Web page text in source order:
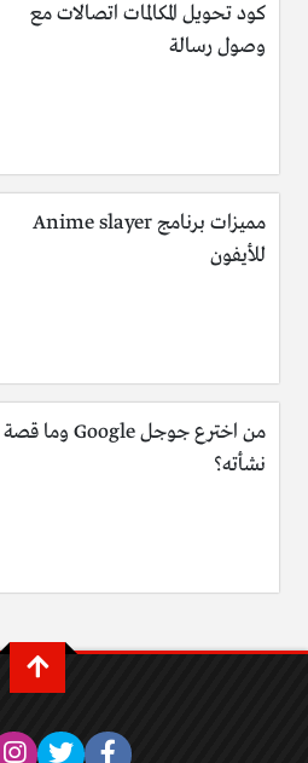
كود تحويل المكالمات اتصالات مع
وصول رسالة
مميزات برنامج Anime slayer
للأيفون
من اخترع جوجل Google وما قصة
نشأته؟